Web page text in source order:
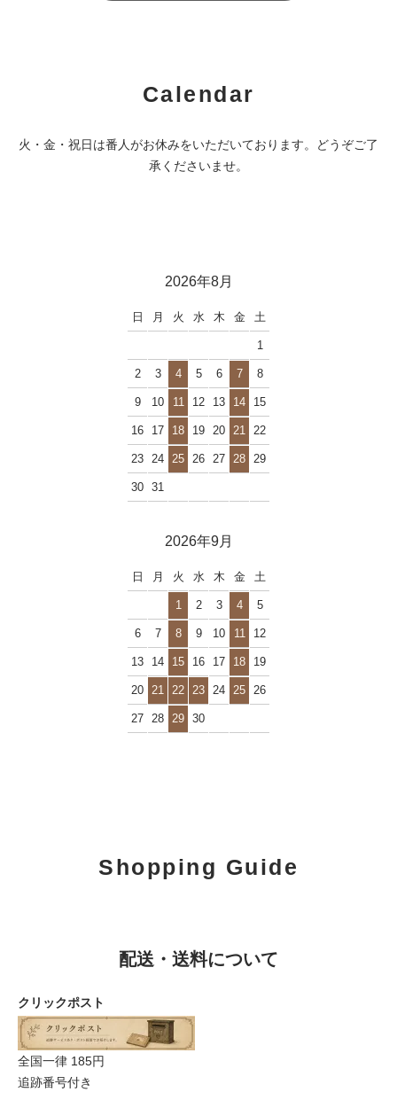
Calendar
火・金・祝日は番人がお休みをいただいております。どうぞご了
承くださいませ。
2026年8月
日 月 火 水 木 金 土
1
2 3 4 5 6 7 8
9 10 11 12 13 14 15
16 17 18 19 20 21 22
23 24 25 26 27 28 29
30 31
2026年9月
日 月 火 水 木 金 土
1 2 3 4 5
6 7 8 9 10 11 12
13 14 15 16 17 18 19
20 21 22 23 24 25 26
27 28 29 30
Shopping Guide
配送・送料について
クリックポスト
全国一律 185円
追跡番号付き